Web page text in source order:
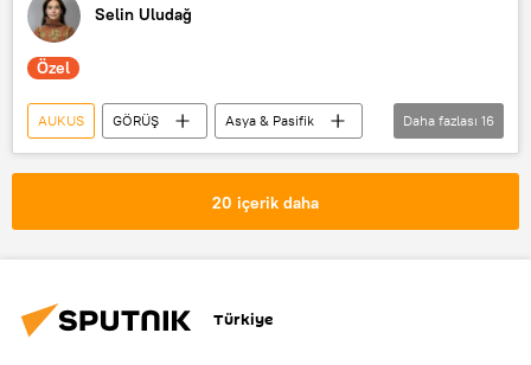
Selin Uludağ
Özel
AUKUS GÖRÜŞ
Asya & Pasifik
Asya Pasifik Ekonomik İşbirliği
Çin
Avrupa Birliği
Ukrayna krizi
QUAD
Fransa
Barış Adıbelli
Ursula von der Leyen
Nancy Pelosi
Daha fazlası 16
20 içerik daha
Türkiye